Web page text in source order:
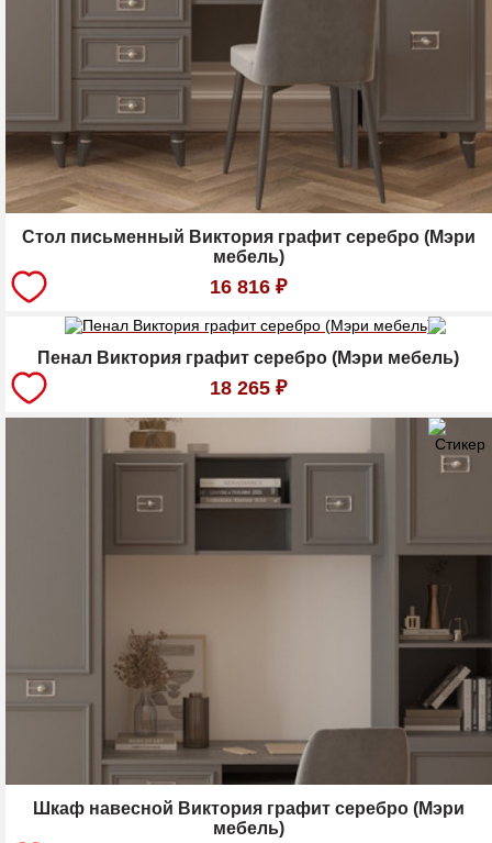
Стол письменный Виктория графит серебро (Мэри
мебель)
16 816 ₽
Пенал Виктория графит серебро (Мэри мебель)
18 265 ₽
Шкаф навесной Виктория графит серебро (Мэри
мебель)